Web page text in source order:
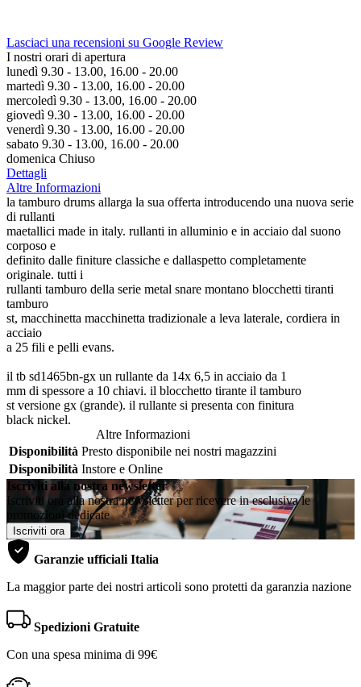
Lasciaci una recensioni su Google Review
I nostri orari di apertura
lunedì 9.30 - 13.00, 16.00 - 20.00
martedì 9.30 - 13.00, 16.00 - 20.00
mercoledì 9.30 - 13.00, 16.00 - 20.00
giovedì 9.30 - 13.00, 16.00 - 20.00
venerdì 9.30 - 13.00, 16.00 - 20.00
sabato 9.30 - 13.00, 16.00 - 20.00
domenica Chiuso
Dettagli
Altre Informazioni
la tamburo drums allarga la sua offerta introducendo una nuova serie
di rullanti
maetallici made in italy. rullanti in alluminio e in acciaio dal suono
corposo e
definito dalle finiture classiche e dallaspetto completamente
originale. tutti i
rullanti tamburo della serie metal snare montano blocchetti tiranti
tamburo
st, macchinetta macchinetta tradizionale a leva laterale, cordiera in
acciaio
a 25 fili e pelli evans.
il tb sd1465bn-gx un rullante da 14x 6,5 in acciaio da 1
mm di spessore a 10 chiavi. il blocchetto tirante il tamburo
st versione gx (grande). il rullante si presenta con finitura
black nickel.
Altre Informazioni
Disponibilità Presto disponibile nei nostri magazzini
Disponibilità Instore e Online
Iscriviti alla nostra newsletter
Iscriviti ora alla nostra newsletter per ricevere in esclusiva le
promozioni dedicate
Iscriviti ora
Garanzie ufficiali Italia
La maggior parte dei nostri articoli sono protetti da garanzia nazione
Spedizioni Gratuite
Con una spesa minima di 99€